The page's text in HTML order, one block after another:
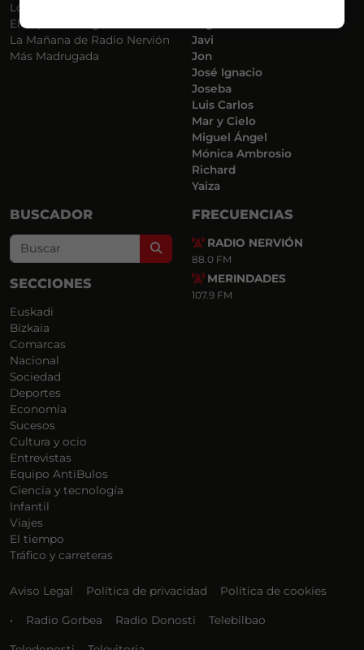
Locos por la Música
El Supermadrugador
La Mañana de Radio Nervión
Más Madrugada
Javi
Jon
José Ignacio
Joseba
Luis Carlos
Mar y Cielo
Miguel Ángel
Mónica Ambrosio
Richard
Yaiza
BUSCADOR
Search
SECCIONES
Euskadi
Bizkaia
Comarcas
Nacional
Sociedad
Deportes
Economía
Sucesos
Cultura y ocio
Entrevistas
Equipo AntiBulos
Ciencia y tecnología
Infantil
Viajes
El tiempo
Tráfico y carreteras
FRECUENCIAS
RADIO NERVIÓN
88.0 FM
MERINDADES
107.9 FM
Aviso Legal Política de privacidad Política de cookies
• Radio Gorbea Radio Donosti Telebilbao